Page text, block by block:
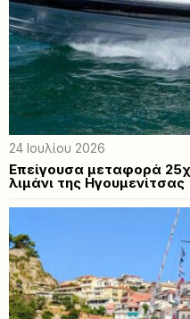
24 Ιουλίου 2026
Επείγουσα μεταφορά
λιμάνι της Ηγουμενίτσας